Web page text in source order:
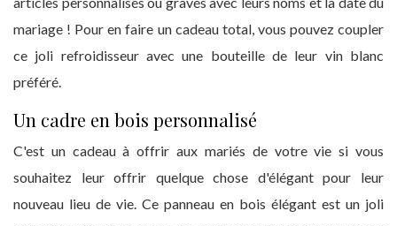
mariage ! Pour en faire un cadeau total, vous pouvez coupler
ce joli refroidisseur avec une bouteille de leur vin blanc
préféré.
Un cadre en bois personnalisé
C'est un cadeau à offrir aux mariés de votre vie si vous
souhaitez leur offrir quelque chose d'élégant pour leur
nouveau lieu de vie. Ce panneau en bois élégant est un joli